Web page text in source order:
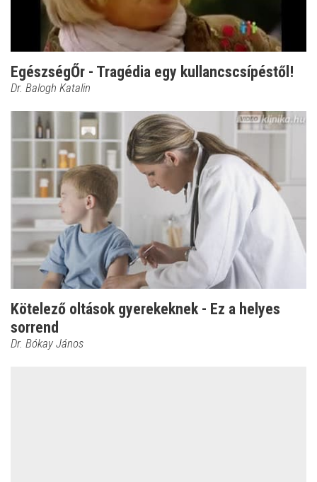
EgészségŐr - Tragédia egy kullancscsípéstől!
Dr. Balogh Katalin
Kötelező oltások gyerekeknek - Ez a helyes
sorrend
Dr. Bókay János